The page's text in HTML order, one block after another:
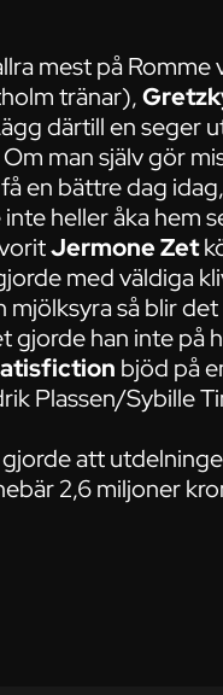
mest på Romme
tränar),
därtill en seger
man själv gör
en bättre dag
heller åka hem
Jermone Zet
med väldiga
mjölksyra så blir
gjorde han inte på
bjöd på
Plassen/Sybille
att
2,6 miljoner